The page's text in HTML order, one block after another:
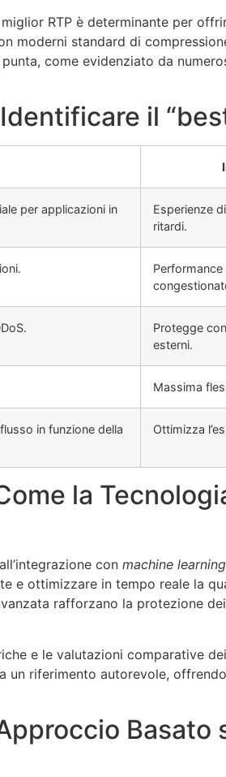
RTP è determinante per
moderni standard di
come evidenziato da
il
per applicazioni in
Esperienze
ritardi.
Protegge
esterni.
Massima
in funzione della
Ottimizza
la
con machine learning
e ottimizzare in tempo reale la
rafforzano la protezione
e le valutazioni comparative
un riferimento autorevole,
Basato